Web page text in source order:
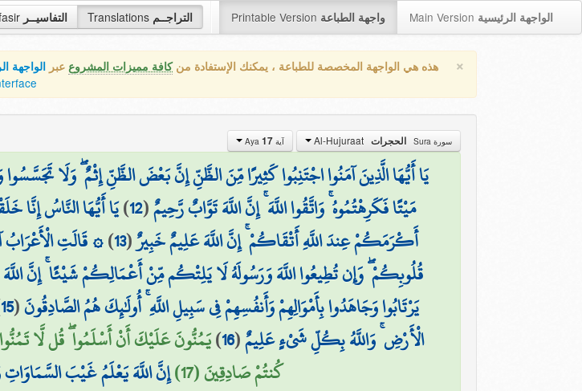
التفاسيــر Translations التراجــم Printable Version واجهة الطباعة Main Version الواجهة الرئيسية
× هذه هي الواجهة المخصصة للطباعة ، يمكنك الإستفادة منكافة مميزات المشروع عبر الواجهة
سورة Sura الحجرات آية Aya 17
يَا أَيُّهَا الَّذِينَ آمَنُوا اجْتَنِبُوا كَثِيرًا مِّنَ الظَّنِّ إِنَّ بَعْضَ الظَّنِّ إِثْمٌ
مَيْتًا فَكَرِهْتُمُوهُ ۚ وَاتَّقُوا اللَّهَ ۚ إِنَّ اللَّهَ تَوَّابٌ رَّحِيمٌ(
12
)يَا أَيُّهَا النَّاسُ إِنَّا
أَكْرَمَكُمْ عِندَ اللَّهِ أَتْقَاكُمْ ۚ إِنَّ اللَّهَ عَلِيمٌ خَبِيرٌ(
13
)۞ قَالَتِ الْأَعْرَابُ
قُلُوبِكُمْ ۖ وَإِن تُطِيعُوا اللَّهَ وَرَسُولَهُ لَا يَلِتْكُم مِّنْ أَعْمَالِكُمْ شَيْئًا ۚ إِنَّ
يَرْتَابُوا وَجَاهَدُوا بِأَمْوَالِهِمْ وَأَنفُسِهِمْ فِي سَبِيلِ اللَّهِ ۚ أُولَٰئِكَ هُمُ الصَّادِقُونَ(
15
الْأَرْضِ ۚ وَاللَّهُ بِكُلِّ شَيْءٍ عَلِيمٌ(
16
)يَمُنُّونَ عَلَيْكَ أَنْ أَسْلَمُوا ۖ قُل لَّا
كُنتُمْ صَادِقِينَ (17)
إِنَّ اللَّهَ يَعْلَمُ غَيْبَ